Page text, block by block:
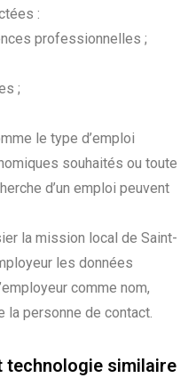
:
professionnelles ;
;
le type d’emploi
souhaités ou toute
d’un emploi peuvent
la mission local de Saint-
les données
comme nom,
la personne de contact.
technologie similaire